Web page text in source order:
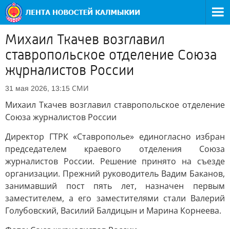
Михаил Ткачев возглавил
ставропольское отделение Союза
журналистов России
31 мая 2026, 13:15 СМИ
Михаил Ткачев возглавил ставропольское отделение
Союза журналистов России
Директор ГТРК «Ставрополье» единогласно избран
председателем краевого отделения Союза
журналистов России. Решение принято на съезде
организации. Прежний руководитель Вадим Баканов,
занимавший пост пять лет, назначен первым
заместителем, а его заместителями стали Валерий
Голубовский, Василий Балдицын и Марина Корнеева.